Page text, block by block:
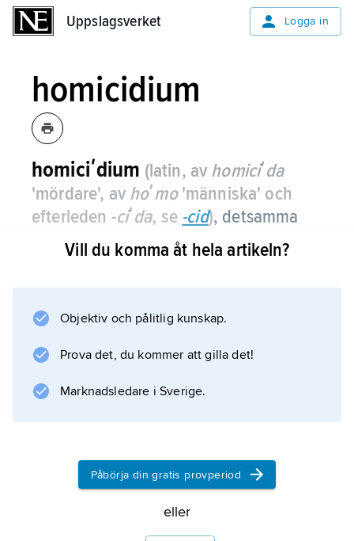
Uppslagsverket Logga in
homicidium
homiciʹdium (latin, av homiciʹda
'mördare', av hoʹmo'människa' och
efterleden -ciʹda, se -cid), detsamma
som mord eller dråp.
Vill du komma åt hela artikeln?
Objektiv och pålitlig kunskap.
Prova det, du kommer att gilla det!
Marknadsledare i Sverige.
Påbörja din gratis provperiod
eller